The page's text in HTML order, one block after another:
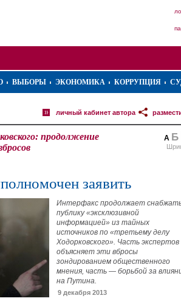
ВЫБОРЫ ЭКОНОМИКА КОРРУПЦИЯ
личный кабинет автора
А Б
продолжение
заявить
Интерфакс продолжает
публику «эксклюзивной
информацией» из тайных
источников по «третьему делу
Ходорковского». Часть экспертов
объясняет эти вбросы
зондированием общественного
мнения, часть — борьбой за
на Путина.
9 декабря 2013